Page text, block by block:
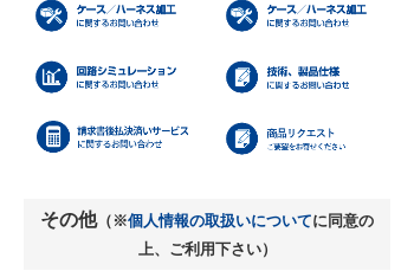
その他（※個人情報の取扱いについてに同意の
上、ご利用下さい）